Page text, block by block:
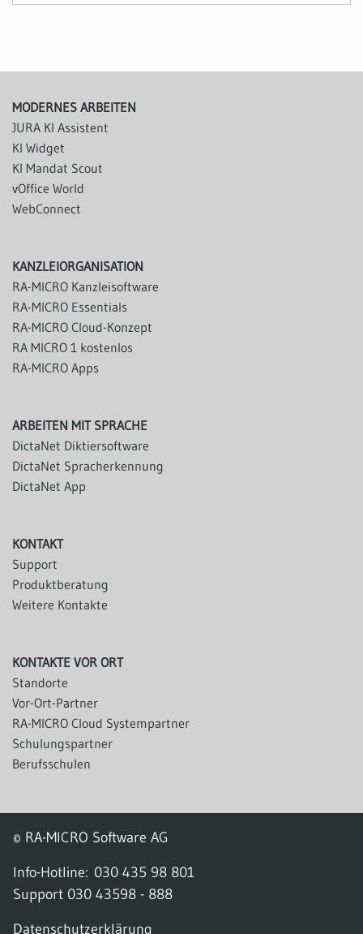
MODERNES ARBEITEN
JURA KI Assistent
KI Widget
KI Mandat Scout
vOffice World
WebConnect
KANZLEIORGANISATION
RA-MICRO Kanzleisoftware
RA-MICRO Essentials
RA-MICRO Cloud-Konzept
RA MICRO 1 kostenlos
RA-MICRO Apps
ARBEITEN MIT SPRACHE
DictaNet Diktiersoftware
DictaNet Spracherkennung
DictaNet App
KONTAKT
Support
Produktberatung
Weitere Kontakte
KONTAKTE VOR ORT
Standorte
Vor-Ort-Partner
RA-MICRO Cloud Systempartner
Schulungspartner
Berufsschulen
© RA-MICRO Software AG
Info-Hotline: 030 435 98 801
Support 030 43598 - 888
Datenschutzerklärung